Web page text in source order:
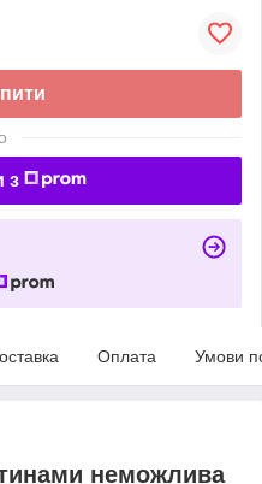
з
Оплата Умови
неможлива